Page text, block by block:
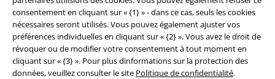
consentement en cliquant sur « {1} » - dans ce cas, seuls les cookies
nécessaires seront utilisés. Vous pouvez également ajuster vos
préférences individuelles en cliquant sur « {2} ». Vous avez le droit de
révoquer ou de modifier votre consentement à tout moment en
cliquant sur « {3} ». Pour plus dinformations sur la protection des
données, veuillez consulter le site Politique de confidentialité.
Élimination des déchets et protection de l'environnement
Déclaration de Conformité
Informations sur l'accessibilité